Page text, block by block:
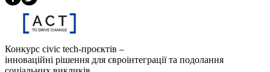
Конкурс civic tech-проєктів –
інноваційні рішення для євроінтеграції та подолання